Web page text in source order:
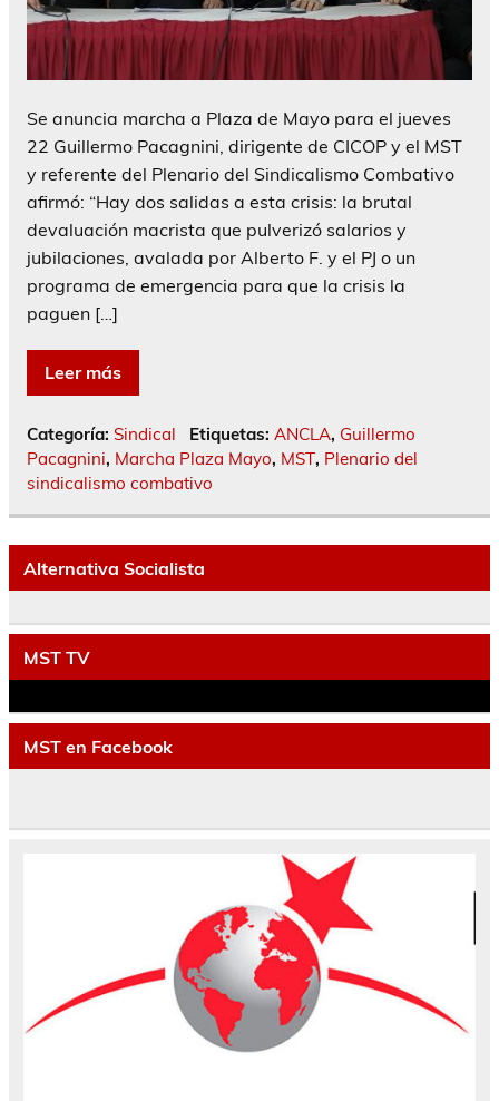
Se anuncia marcha a Plaza de Mayo para el jueves
22 Guillermo Pacagnini, dirigente de CICOP y el MST
y referente del Plenario del Sindicalismo Combativo
afirmó: “Hay dos salidas a esta crisis: la brutal
devaluación macrista que pulverizó salarios y
jubilaciones, avalada por Alberto F. y el PJ o un
programa de emergencia para que la crisis la
paguen […]
Leer más
Categoría: Sindical Etiquetas: ANCLA, Guillermo
Pacagnini, Marcha Plaza Mayo, MST, Plenario del
sindicalismo combativo
Alternativa Socialista
MST TV
MST en Facebook